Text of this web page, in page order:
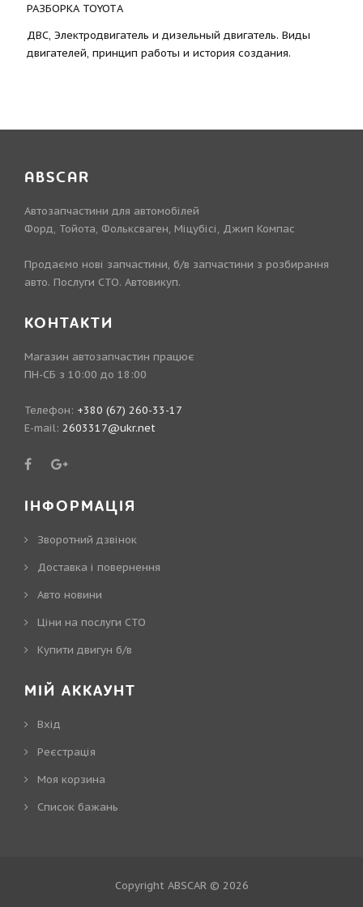
РАЗБОРКА TOYOTА
ДВС, Электродвигатель и дизельный двигатель. Виды
двигателей, принцип работы и история создания.
ABSCAR
Автозапчастини для автомобілей
Форд, Тойота, Фольксваген, Міцубісі, Джип Компас
Продаємо нові запчастини, б/в запчастини з розбирання
авто. Послуги СТО. Автовикуп.
КОНТАКТИ
Магазин автозапчастин працює
ПН-СБ з 10:00 до 18:00
Телефон: +380 (67) 260-33-17
E-mail: 2603317@ukr.net
ІНФОРМАЦІЯ
Зворотний дзвінок
Доставка і повернення
Авто новини
Ціни на послуги СТО
Купити двигун б/в
МІЙ АККАУНТ
Вхід
Реєстрація
Моя корзина
Cписок бажань
Copyright ABSCAR © 2026